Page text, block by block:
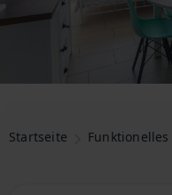
Startseite